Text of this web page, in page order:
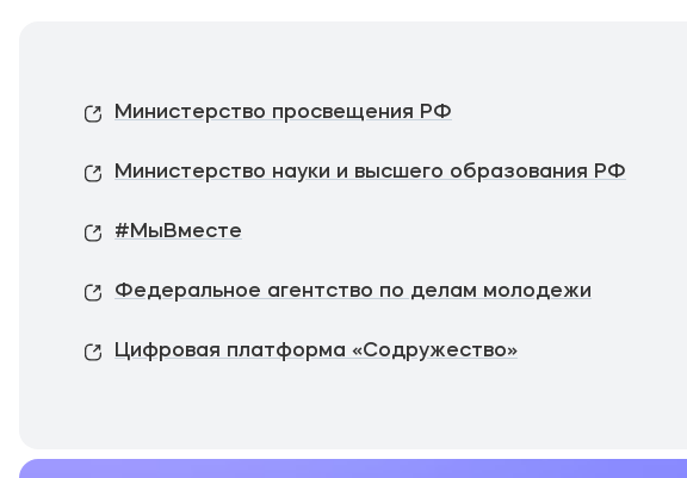
Министерство просвещения РФ
Министерство науки и высшего образования РФ
#МыВместе
Федеральное агентство по делам молодежи
Цифровая платформа «Содружество»